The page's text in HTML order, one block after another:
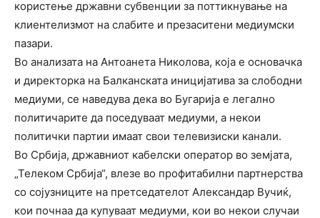
користење државни субвенции за поттикнување на
клиентелизмот на слабите и презаситени медиумски
пазари.
Во анализата на Антоанета Николова, која е основачка
и директорка на Балканската иницијатива за слободни
медиуми, се наведува дека во Бугарија е легално
политичарите да поседуваат медиуми, а некои
политички партии имаат свои телевизиски канали.
Во Србија, државниот кабелски оператор во земјата,
„Телеком Србија“, влезе во профитабилни партнерства
со сојузниците на претседателот Александар Вучиќ,
кои почнаа да купуваат медиуми, кои во некои случаи